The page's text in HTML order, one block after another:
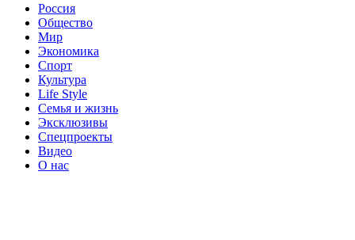
Россия
Общество
Мир
Экономика
Спорт
Культура
Life Style
Семья и жизнь
Эксклюзивы
Спецпроекты
Видео
О нас